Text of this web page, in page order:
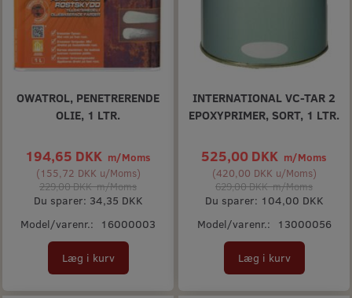
OWATROL, PENETRERENDE
OLIE, 1 LTR.
194,65 DKK m/Moms
(155,72 DKK u/Moms)
229,00 DKKm/Moms
Du sparer: 34,35 DKK
Model/varenr.:
16000003
Læg i kurv
INTERNATIONAL VC-TAR 2
EPOXYPRIMER, SORT, 1 LTR.
525,00 DKK m/Moms
(420,00 DKK u/Moms)
629,00 DKKm/Moms
Du sparer: 104,00 DKK
Model/varenr.:
13000056
Læg i kurv